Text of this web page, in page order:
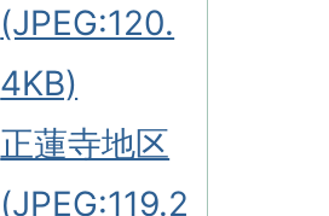
(JPEG:120.
4KB)
正蓮寺地区
(JPEG:119.2